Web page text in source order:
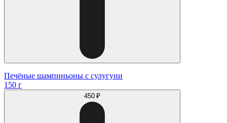
Печёные шампиньоны с сулугуни
150 г
450 ₽